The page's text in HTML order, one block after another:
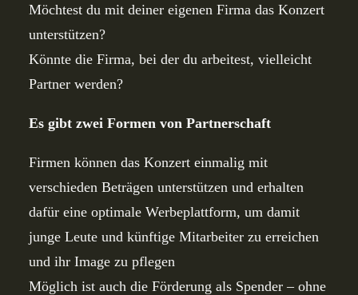
Möchtest du mit deiner eigenen Firma das Konzert
unterstützen?
Könnte die Firma, bei der du arbeitest, vielleicht
Partner werden?
Es gibt zwei Formen von Partnerschaft
Firmen können das Konzert einmalig mit
verschieden Beträgen unterstützen und erhalten
dafür eine optimale Werbeplattform, um damit
junge Leute und künftige Mitarbeiter zu erreichen
und ihr Image zu pflegen
Möglich ist auch die Förderung als Spender – ohne